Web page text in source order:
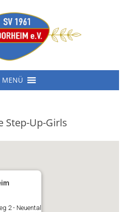
e.V.
MENÜ
Step-Up-Girls
2 - Neuental